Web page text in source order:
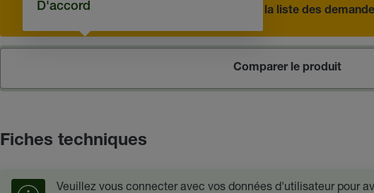
Ajouter à la liste des
Comparer le produit
D'accord
Fiches techniques
Veuillez vous connecter avec vos données d'utilisateur pour